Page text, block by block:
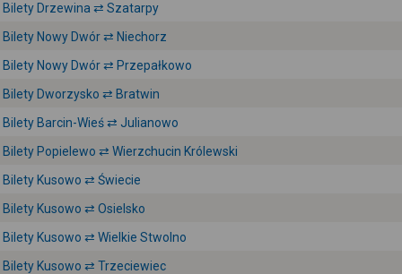
Bilety Drzewina ⇄ Szatarpy
Bilety Nowy Dwór ⇄ Niechorz
Bilety Nowy Dwór ⇄ Przepałkowo
Bilety Dworzysko ⇄ Bratwin
Bilety Barcin-Wieś ⇄ Julianowo
Bilety Popielewo ⇄ Wierzchucin Królewski
Bilety Kusowo ⇄ Świecie
Bilety Kusowo ⇄ Osielsko
Bilety Kusowo ⇄ Wielkie Stwolno
Bilety Kusowo ⇄ Trzeciewiec